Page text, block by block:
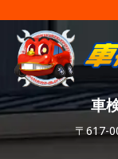
車
〒617-